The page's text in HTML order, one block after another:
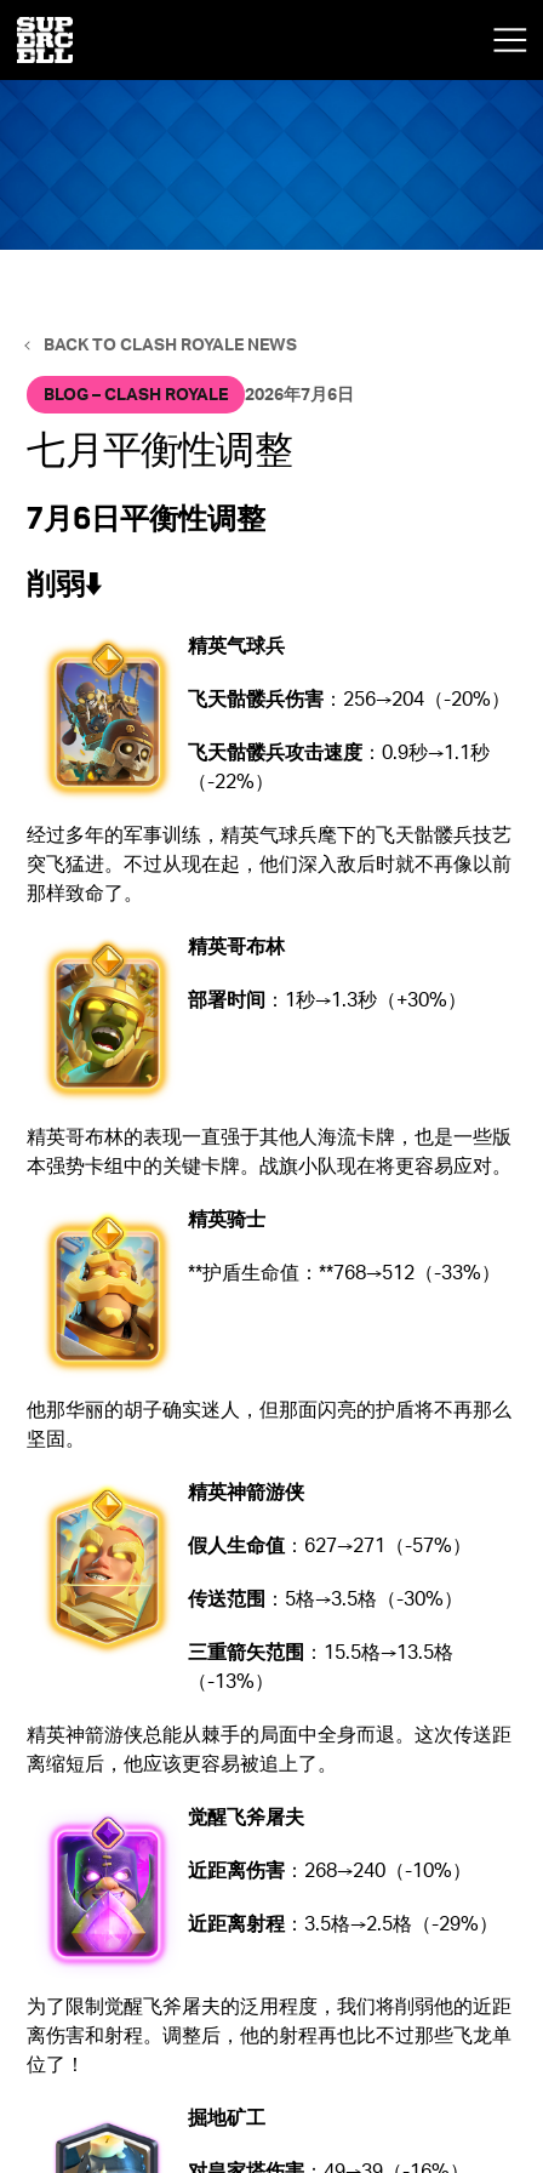
BACK TO CLASH ROYALE NEWS
BLOG – CLASH ROYALE 2026年7月6日
七月平衡性调整
7月6日平衡性调整
削弱⬇️
精英气球兵
飞天骷髅兵伤害 ：256→204（-20%）
飞天骷髅兵攻击速度 ：0.9秒→1.1秒
（-22%）
经过多年的军事训练，精英气球兵麾下的飞天骷髅兵技艺
突飞猛进。不过从现在起，他们深入敌后时就不再像以前
那样致命了。
精英哥布林
部署时间 ：1秒→1.3秒（+30%）
精英哥布林的表现一直强于其他人海流卡牌，也是一些版
本强势卡组中的关键卡牌。战旗小队现在将更容易应对。
精英骑士
**护盾生命值：**768→512（-33%）
他那华丽的胡子确实迷人，但那面闪亮的护盾将不再那么
坚固。
精英神箭游侠
假人生命值 ：627→271（-57%）
传送范围 ：5格→3.5格（-30%）
三重箭矢范围 ：15.5格→13.5格
（-13%）
精英神箭游侠总能从棘手的局面中全身而退。这次传送距
离缩短后，他应该更容易被追上了。
觉醒飞斧屠夫
近距离伤害 ：268→240（-10%）
近距离射程 ：3.5格→2.5格（-29%）
为了限制觉醒飞斧屠夫的泛用程度，我们将削弱他的近距
离伤害和射程。调整后，他的射程再也比不过那些飞龙单
位了！
掘地矿工